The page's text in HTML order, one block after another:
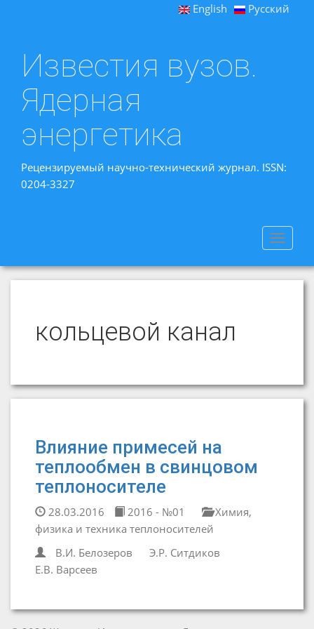
English Русский
Известия вузов.
Ядерная
энергетика
Рецензируемый научно-технический журнал. ISSN:
0204-3327
Toggle
кольцевой канал
Влияние примесей на
теплообмен в свинцовом
теплоносителе
28.03.2016 2016 - №01
Химия,
физика и техника теплоносителей
В.И. Белозеров
Э.Р. Ситдиков
Е.В. Варсеев